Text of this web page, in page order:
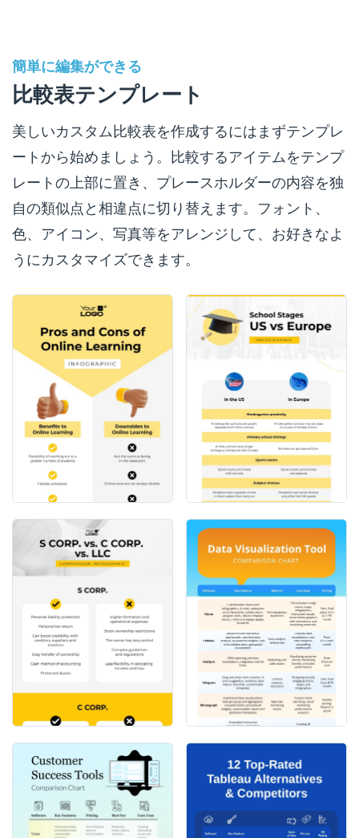
簡単に編集ができる
比較表テンプレート
美しいカスタム比較表を作成するにはまずテンプレ
ートから始めましょう。比較するアイテムをテンプ
レートの上部に置き、プレースホルダーの内容を独
自の類似点と相違点に切り替えます。フォント、
色、アイコン、写真等をアレンジして、お好きなよ
うにカスタマイズできます。